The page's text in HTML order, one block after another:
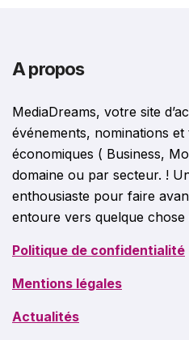
A propos
MediaDreams, votre site
événements, nominations et
économiques ( Business,
domaine ou par secteur. !
enthousiaste pour faire
entoure vers quelque chose
Politique de confidentialité
Mentions légales
Actualités